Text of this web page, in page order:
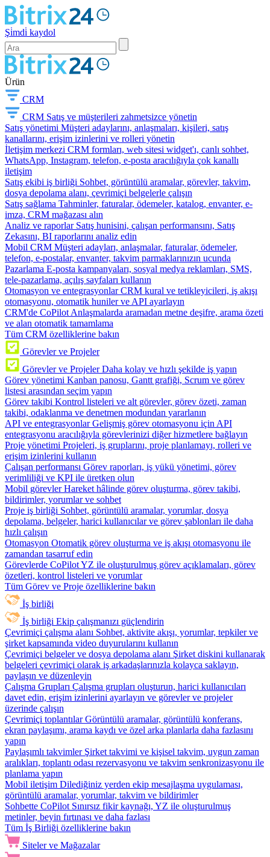
Şi̇mdi̇ kaydol
Ürün
CRM
CRM Satış ve müşterileri zahmetsizce yönetin
Satış yönetimi Müşteri adaylarını, anlaşmaları, kişileri, satış
kanallarını, erişim izinlerini ve rolleri yönetin
İletişim merkezi CRM formları, web sitesi widget'ı, canlı sohbet,
WhatsApp, Instagram, telefon, e-posta aracılığıyla çok kanallı
iletişim
Satış ekibi iş birliği Sohbet, görüntülü aramalar, görevler, takvim,
dosya depolama alanı, çevrimiçi belgelerle çalışın
Satış sağlama Tahminler, faturalar, ödemeler, katalog, envanter, e-
imza, CRM mağazası alın
Analiz ve raporlar Satış hunisini, çalışan performansını, Satış
Zekasını, BI raporlarını analiz edin
Mobil CRM Müşteri adayları, anlaşmalar, faturalar, ödemeler,
telefon, e-postalar, envanter, takvim parmaklarınızın ucunda
Pazarlama E-posta kampanyaları, sosyal medya reklamları, SMS,
tele-pazarlama, açılış sayfaları kullanın
Otomasyon ve entegrasyonlar CRM kural ve tetikleyicileri, iş akışı
otomasyonu, otomatik huniler ve API ayarlayın
CRM'de CoPilot Anlaşmalarda aramadan metne deşifre, arama özeti
ve alan otomatik tamamlama
Tüm CRM özelliklerine bakın
Görevler ve Projeler
Görevler ve Projeler Daha kolay ve hızlı şekilde iş yapın
Görev yönetimi Kanban panosu, Gantt grafiği, Scrum ve görev
listesi arasından seçim yapın
Görev takibi Kontrol listeleri ve alt görevler, görev özeti, zaman
takibi, odaklanma ve denetmen modundan yararlanın
API ve entegrasyonlar Gelişmiş görev otomasyonu için API
entegrasyonu aracılığıyla görevlerinizi diğer hizmetlere bağlayın
Proje yönetimi Projeleri, iş gruplarını, proje planlamayı, rolleri ve
erişim izinlerini kullanın
Çalışan performansı Görev raporları, iş yükü yönetimi, görev
verimliliği ve KPI ile üretken olun
Mobil görevler Hareket hâlinde görev oluşturma, görev takibi,
bildirimler, yorumlar ve sohbet
Proje iş birliği Sohbet, görüntülü aramalar, yorumlar, dosya
depolama, belgeler, harici kullanıcılar ve görev şablonları ile daha
hızlı çalışın
Otomasyon Otomatik görev oluşturma ve iş akışı otomasyonu ile
zamandan tasarruf edin
Görevlerde CoPilotYZ ile oluşturulmuş görev açıklamaları, görev
özetleri, kontrol listeleri ve yorumlar
Tüm Görev ve Proje özelliklerine bakın
İş birliği
İş birliği Ekip çalışmanızı güçlendirin
Çevrimiçi çalışma alanı Sohbet, aktivite akışı, yorumlar, tepkiler ve
şirket kapsamında video duyurularını kullanın
Çevrimiçi belgeler ve dosya depolama alanı Şirket diskini kullanarak
belgeleri çevrimiçi olarak iş arkadaşlarınızla kolayca saklayın,
paylaşın ve düzenleyin
Çalışma Grupları Çalışma grupları oluşturun, harici kullanıcıları
davet edin, erişim izinlerini ayarlayın ve görevler ve projeler
üzerinde çalışın
Çevrimiçi toplantılar Görüntülü aramalar, görüntülü konferans,
ekran paylaşımı, arama kaydı ve özel arka planlarla daha fazlasını
yapın
Paylaşımlı takvimler Şirket takvimi ve kişisel takvim, uygun zaman
aralıkları, toplantı odası rezervasyonu ve takvim senkronizasyonu ile
planlama yapın
Mobil iletişim Dilediğiniz yerden ekip mesajlaşma uygulaması,
görüntülü aramalar, yorumlar, takvim ve bildirimler
Sohbette CoPilot Sınırsız fikir kaynağı, YZ ile oluşturulmuş
metinler, beyin fırtınası ve daha fazlası
Tüm İş Birliği özelliklerine bakın
Siteler ve Mağazalar